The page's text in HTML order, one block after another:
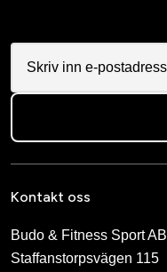
Kontakt oss
Budo & Fitness Sport AB
Staffanstorpsvägen 115